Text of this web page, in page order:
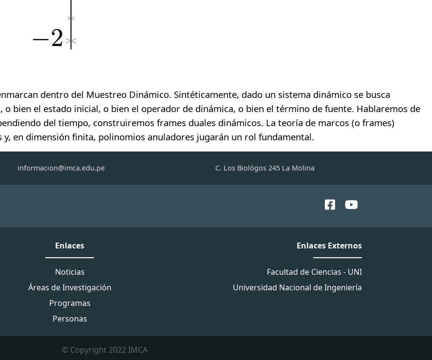
dentro del Muestreo Dinámico. Sintéticamente, dado un sistema dinámico se busca
bien el estado inicial, o bien el operador de dinámica, o bien el término de fuente. Hablaremos de
del tiempo, construiremos frames duales dinámicos. La teoría de marcos (o frames)
en dimensión finita, polinomios anuladores jugarán un rol fundamental.
informacion@imca.edu.pe C. Los Biológos 245 La Molina
Enlaces
Noticias
Áreas de Investigación
Programas
Personas
Enlaces Externos
Facultad de Ciencias - UNI
Universidad Nacional de Ingeniería
© Copyright 2022 IMCA